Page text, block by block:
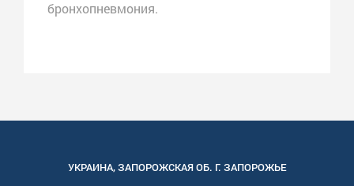
бронхопневмония.
УКРАИНА,ЗАПОРОЖСКАЯОБ. Г. ЗАПОРОЖЬЕ